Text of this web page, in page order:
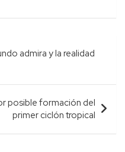
admira y la realidad
posible formación del
primer ciclón tropical